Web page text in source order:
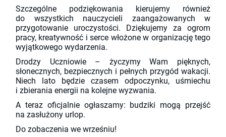
Szczególne podziękowania kierujemy również
do wszystkich nauczycieli zaangażowanych w
przygotowanie uroczystości. Dziękujemy za ogrom
pracy, kreatywność i serce włożone w organizację tego
wyjątkowego wydarzenia.
Drodzy Uczniowie – życzymy Wam pięknych,
słonecznych, bezpiecznych i pełnych przygód wakacji.
Niech lato będzie czasem odpoczynku, uśmiechu
i zbierania energii na kolejne wyzwania.
A teraz oficjalnie ogłaszamy: budziki mogą przejść
na zasłużony urlop.
Do zobaczenia we wrześniu!